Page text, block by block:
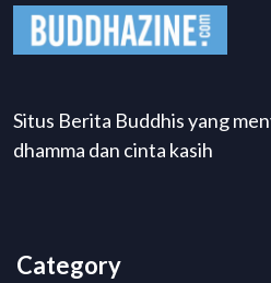
Situs Berita Buddhis yang
dhamma dan cinta kasih
Category